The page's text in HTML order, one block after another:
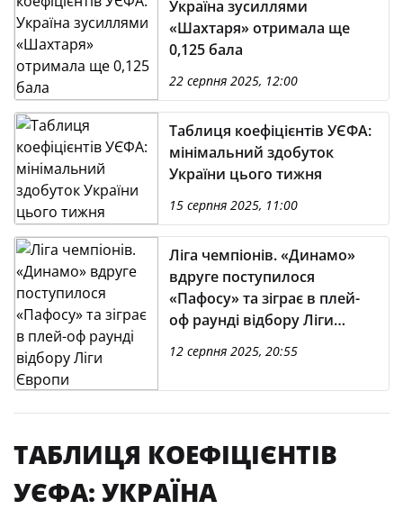
Україна зусиллями
«Шахтаря» отримала ще
0,125 бала
22 серпня 2025, 12:00
Таблиця коефіцієнтів УЄФА:
мінімальний здобуток
України цього тижня
15 серпня 2025, 11:00
Ліга чемпіонів. «Динамо»
вдруге поступилося
«Пафосу» та зіграє в плей-
оф раунді відбору Ліги
12 серпня 2025, 20:55
ТАБЛИЦЯ КОЕФІЦІЄНТІВ
УЄФА: УКРАЇНА